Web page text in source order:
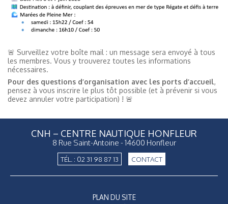
🚨 Surveillez votre boîte mail : un message sera envoyé à tous
les membres. Vous y trouverez toutes les informations
nécessaires.
Pour des questions d’organisation avec les ports d’accueil,
pensez à vous inscrire le plus tôt possible (et à prévenir si vous
devez annuler votre participation) ! 🚨
CNH – CENTRE NAUTIQUE HONFLEUR
8 Rue Saint-Antoine - 14600 Honfleur
TÉL. : 02 31 98 87 13 CONTACT
PLAN DU SITE